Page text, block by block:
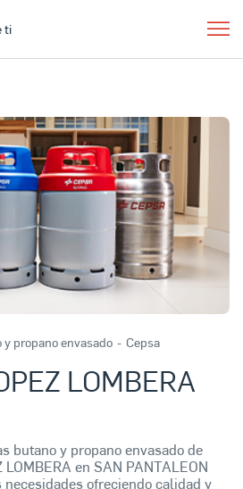
ti
propano envasado - Cepsa
LOMBERA
butano y propano envasado de
en SAN PANTALEON
ofreciendo calidad y